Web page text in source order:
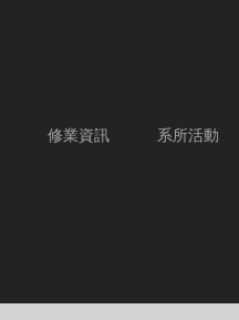
修業資訊 系所活動